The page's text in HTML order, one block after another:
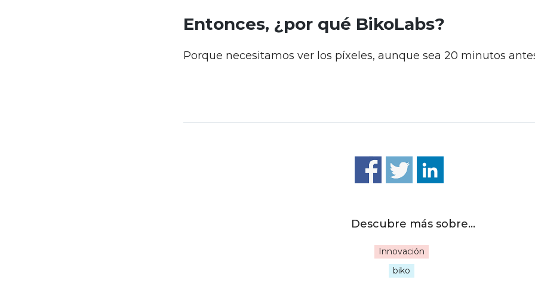
Entonces, ¿por qué BikoLabs?
Porque necesitamos ver los píxeles, aunque sea 20 minutos
Innovación
biko